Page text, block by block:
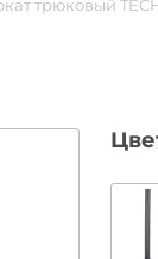
трюковый